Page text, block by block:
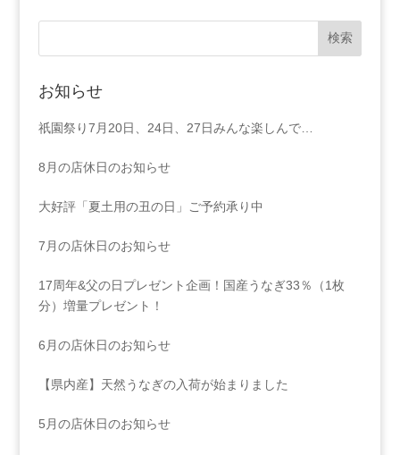
お知らせ
祇園祭り7月20日、24日、27日みんな楽しんで…
8月の店休日のお知らせ
大好評「夏土用の丑の日」ご予約承り中
7月の店休日のお知らせ
17周年&父の日プレゼント企画！国産うなぎ33％（1枚
分）増量プレゼント！
6月の店休日のお知らせ
【県内産】天然うなぎの入荷が始まりました
5月の店休日のお知らせ